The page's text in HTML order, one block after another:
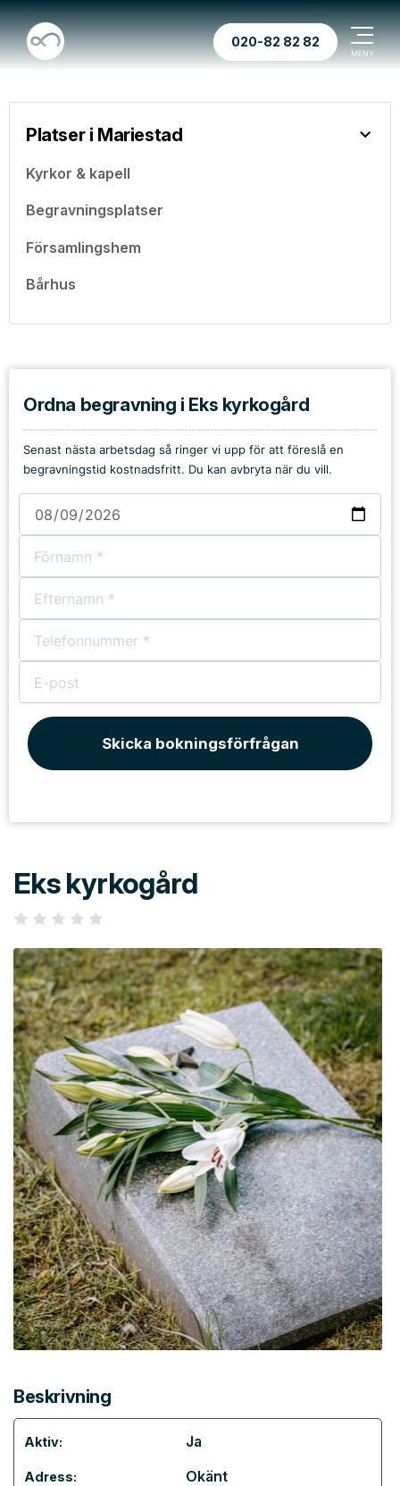
020-82 82 82
Platser i Mariestad
Kyrkor & kapell
Begravningsplatser
Församlingshem
Bårhus
Ordna begravning i Eks kyrkogård
Senast nästa arbetsdag så ringer vi upp för att föreslå en
begravningstid kostnadsfritt. Du kan avbryta när du vill.
Skicka bokningsförfrågan
Eks kyrkogård
Beskrivning
Aktiv: Ja
Adress: Okänt